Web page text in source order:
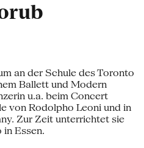
an der Schule des Toronto
Ballett und Modern
u.a. beim Concert
von Rodolpho Leoni und in
Zur Zeit unterrichtet sie
Essen.